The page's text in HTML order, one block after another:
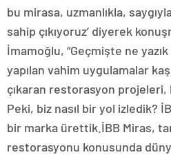
bu mirasa, uzmanlıkla,
sahip çıkıyoruz’ diyerek
İmamoğlu, “Geçmişte ne
yapılan vahim uygulamalar
çıkaran restorasyon projeleri,
Peki, biz nasıl bir yol izledik?
bir marka ürettik.İBB Miras,
restorasyonu konusunda